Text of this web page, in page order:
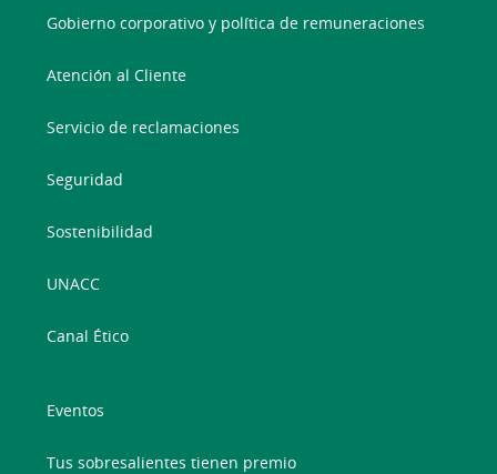
Gobierno corporativo y política de remuneraciones
Atención al Cliente
Servicio de reclamaciones
Seguridad
Sostenibilidad
UNACC
Canal Ético
Eventos
Tus sobresalientes tienen premio